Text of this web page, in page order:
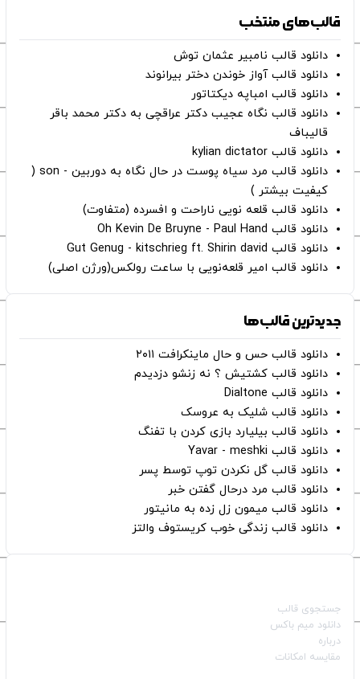
قالب‌های منتخب
دانلود قالب نامبیر عثمان ‌توش
دانلود قالب آواز خوندن دختر بیرانوند
دانلود قالب امباپه دیکتاتور
دانلود قالب نگاه عجیب دکتر عراقچی به دکتر محمد باقر
قالیباف
دانلود قالب kylian dictator
دانلود قالب مرد سیاه پوست در حال نگاه به دوربین - son (
کیفیت بیشتر )
دانلود قالب قلعه نویی ناراحت و افسرده (متفاوت)
دانلود قالب Oh Kevin De Bruyne - Paul Hand
دانلود قالب Gut Genug - kitschrieg ft. Shirin david
دانلود قالب امیر قلعه‌نویی با ساعت رولکس(ورژن اصلی)
جدیدترین قالب‌ها
دانلود قالب حس و حال ماینکرافت ۲۰۱۱
دانلود قالب کشتیش ؟ نه زنشو دزدیدم
دانلود قالب Dialtone
دانلود قالب شلیک به عروسک
دانلود قالب بیلیارد بازی کردن با تفنگ
دانلود قالب Yavar - meshki
دانلود قالب گل نکردن توپ توسط پسر
دانلود قالب مرد درحال گفتن خبر
دانلود قالب میمون زل زده به مانیتور
دانلود قالب زندگی خوب کریستوف والتز
جستجوی قالب
دانلود میم باکس
درباره
مقایسه امکانات